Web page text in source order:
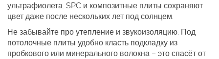
ультрафиолета. SPC и композитные плиты сохраняют
цвет даже после нескольких лет под солнцем.
Не забывайте про утепление и звукоизоляцию. Под
потолочные плиты удобно класть подкладку из
пробкового или минерального волокна – это спасёт от